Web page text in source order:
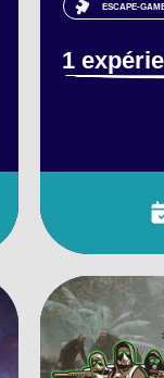
ESCAPE-
1